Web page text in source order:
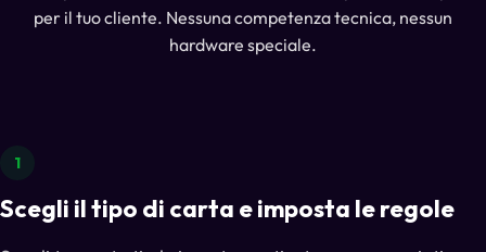
per il tuo cliente. Nessuna competenza tecnica, nessun
hardware speciale.
1
Scegli il tipo di carta e imposta le regole